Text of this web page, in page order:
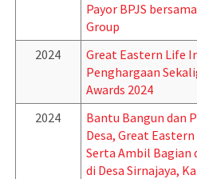
Payor BPJS
Group
2024
Great Eastern Life
Penghargaan
Awards 2024
2024
Bantu Bangun dan
Desa, Great
Serta Ambil Bagian
di Desa Sirnajaya,